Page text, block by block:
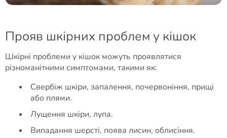
Прояв шкірних проблем у кішок
Шкірні проблеми у кішок можуть проявлятися
різноманітними симптомами, такими як:
Свербіж шкіри, запалення, почервоніння, прищі
або плями.
Лущення шкіри, лупа.
Випадання шерсті, поява лисин, облисіння.